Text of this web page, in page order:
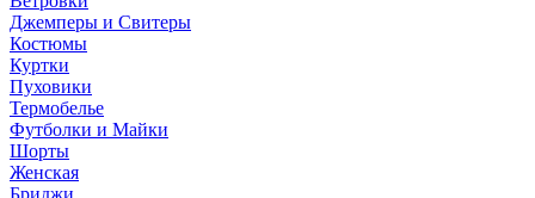
Джемперы и Свитеры
Костюмы
Куртки
Пуховики
Термобелье
Футболки и Майки
Шорты
Женская
Бриджи